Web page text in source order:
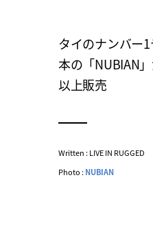
タイのナンバー
本の「NUBIAN
以上販売
Written : LIVE IN RUGGED
Photo :NUBIAN